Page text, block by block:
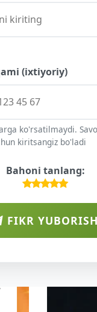
(ixtiyoriy)
ko'rsatilmaydi.
kiritsangiz bo'ladi
Bahoni tanlang:
FIKR YUBORISH